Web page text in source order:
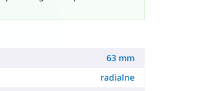
63 mm
radialne